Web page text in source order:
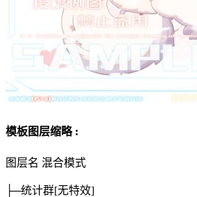
模板图层缩略 :
图层名 混合模式
├─统计群[无特效]